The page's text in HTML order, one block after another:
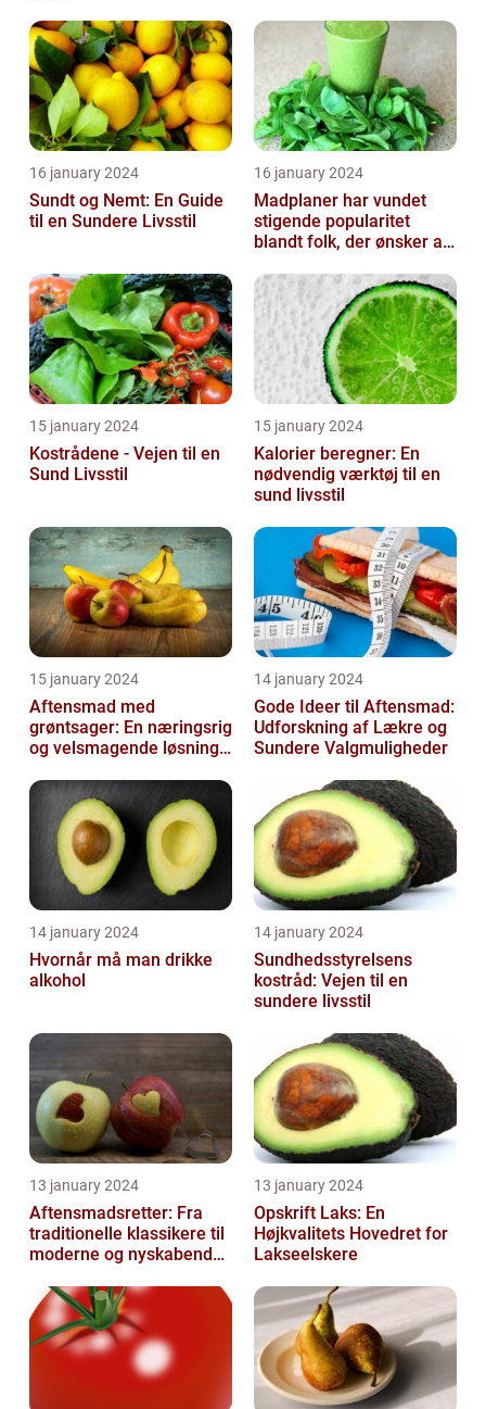
16 january 2024
Sundt og Nemt: En Guide
til en Sundere Livsstil
16 january 2024
Madplaner har vundet
stigende popularitet
blandt folk, der ønsker at
deres...
15 january 2024
Kostrådene - Vejen til en
Sund Livsstil
15 january 2024
Kalorier beregner: En
nødvendig værktøj til en
sund livsstil
15 january 2024
Aftensmad med
grøntsager: En næringsrig
og velsmagende løsning
14 january 2024
Gode Ideer til Aftensmad:
Udforskning af Lækre og
Sundere Valgmuligheder
14 january 2024
Hvornår må man drikke
alkohol
14 january 2024
Sundhedsstyrelsens
kostråd: Vejen til en
sundere livsstil
13 january 2024
Aftensmadsretter: Fra
traditionelle klassikere til
moderne og nyskabende
13 january 2024
Opskrift Laks: En
Højkvalitets Hovedret for
Lakseelskere